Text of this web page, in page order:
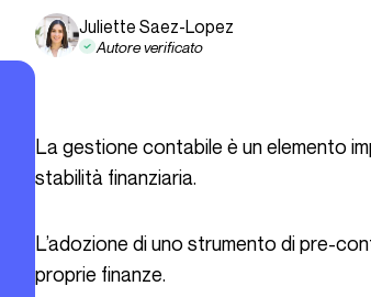
Juliette Saez-Lopez
Autore verificato
La gestione contabile è un elemento importante per tutte le PMI che si preoccupano della propria
stabilità finanziaria.
L’adozione di uno strumento di pre-contabilità può trasformare il modo in cui le aziende affrontano le
proprie finanze.